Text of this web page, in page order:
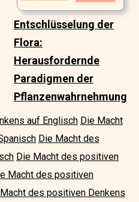
Entschlüsselung der
Flora:
Herausfordernde
Paradigmen der
Pflanzenwahrnehmung
auf Englisch Die Macht
Die Macht des
Die Macht des positiven
Macht des positiven
des positiven Denkens